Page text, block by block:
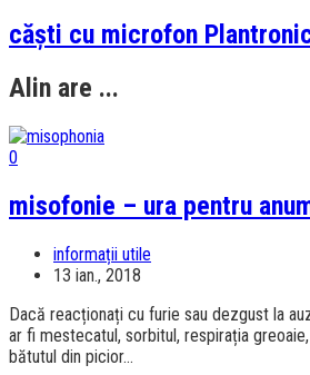
căști cu microfon
Alin are ...
0
misofonie – ura pentru
informații utile
13 ian., 2018
Dacă reacționați cu furie sau dezgust la
ar fi mestecatul, sorbitul, respirația
bătutul din picior...